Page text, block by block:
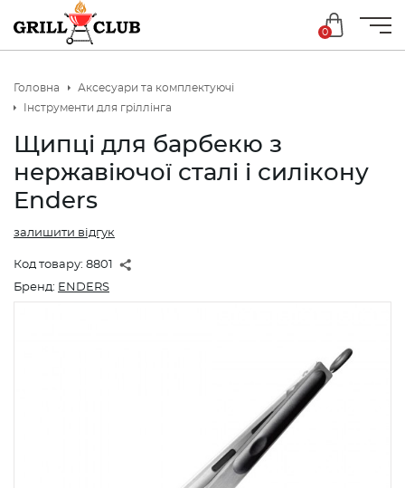
0
Головна
Аксесуари та комплектуючі
Iнструменти для гріллінга
Щипці для барбекю з
нержавіючої сталі і силікону
Enders
Код товару: 8801
залишити відгук
Бренд: ENDERS